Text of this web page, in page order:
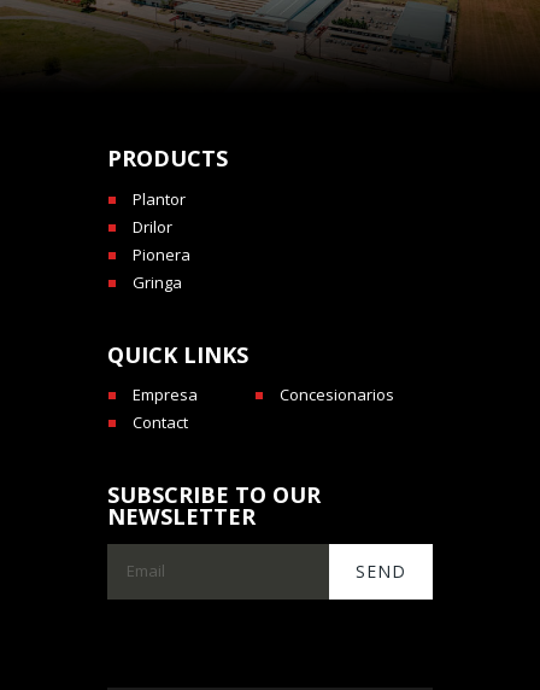
PRODUCTS
Plantor
Drilor
Pionera
Gringa
QUICK LINKS
Empresa
Concesionarios
Contact
SUBSCRIBE TO OUR
NEWSLETTER